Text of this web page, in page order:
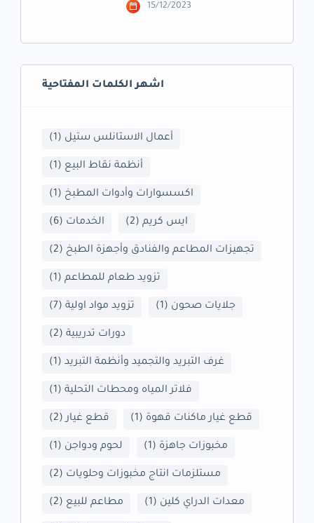
15/12/2023
اشهر الكلمات المفتاحية
أعمال الاستانلس ستيل (1)
أنظمة نقاط البيع (1)
اكسسوارات وأدوات المطبخ (1)
الخدمات (6) ايس كريم (2)
تجهيزات المطاعم والفنادق وأجهزة الطبخ (2)
تزويد طعام للمطاعم (1)
تزويد مواد اولية (7) جلايات صحون (1)
دورات تدريبية (2)
غرف التبريد والتجميد وأنظمة التبريد (1)
فلاتر المياه ومحطات التحلية (1)
قطع غيار (2) قطع غيار ماكنات قهوة (1)
لحوم ودواجن (1) مخبوزات جاهزة (1)
مستلزمات انتاج مخبوزات وحلويات (2)
مطاعم للبيع (2) معدات الدراي كلين (1)